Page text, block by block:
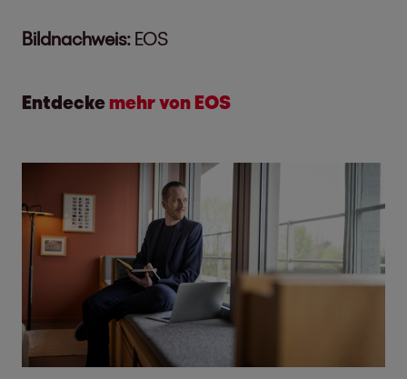
Bildnachweis: EOS
Entdecke mehr von EOS